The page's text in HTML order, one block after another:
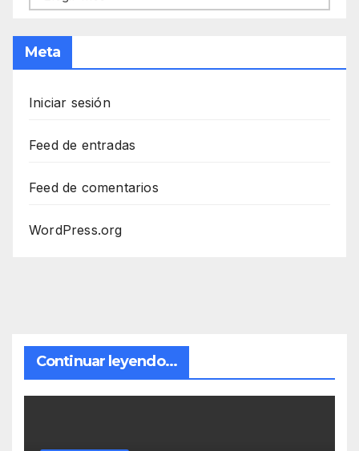
Meta
Iniciar sesión
Feed de entradas
Feed de comentarios
WordPress.org
Continuar leyendo...